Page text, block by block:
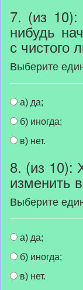
7. (из
нибудь
с чистого
Выберите
а) да;
б) иногда;
в) нет.
8. (из 10):
изменить
Выберите
а) да;
б) иногда;
в) нет.